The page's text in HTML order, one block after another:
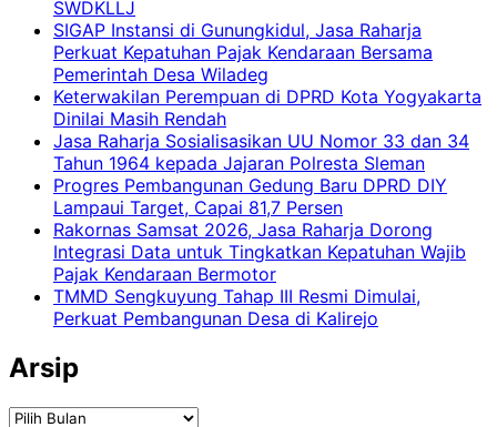
SWDKLLJ
SIGAP Instansi di Gunungkidul, Jasa Raharja
Perkuat Kepatuhan Pajak Kendaraan Bersama
Pemerintah Desa Wiladeg
Keterwakilan Perempuan di DPRD Kota Yogyakarta
Dinilai Masih Rendah
Jasa Raharja Sosialisasikan UU Nomor 33 dan 34
Tahun 1964 kepada Jajaran Polresta Sleman
Progres Pembangunan Gedung Baru DPRD DIY
Lampaui Target, Capai 81,7 Persen
Rakornas Samsat 2026, Jasa Raharja Dorong
Integrasi Data untuk Tingkatkan Kepatuhan Wajib
Pajak Kendaraan Bermotor
TMMD Sengkuyung Tahap III Resmi Dimulai,
Perkuat Pembangunan Desa di Kalirejo
Arsip
Arsip